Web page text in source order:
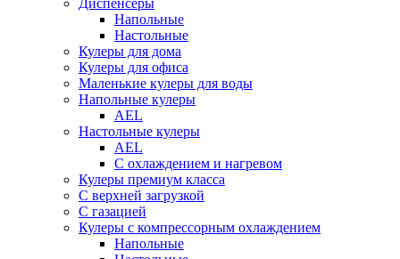
Диспенсеры
Напольные
Настольные
Кулеры для дома
Кулеры для офиса
Маленькие кулеры для воды
Напольные кулеры
AEL
Настольные кулеры
AEL
С охлаждением и нагревом
Кулеры премиум класса
С верхней загрузкой
С газацией
Кулеры с компрессорным охлаждением
Напольные